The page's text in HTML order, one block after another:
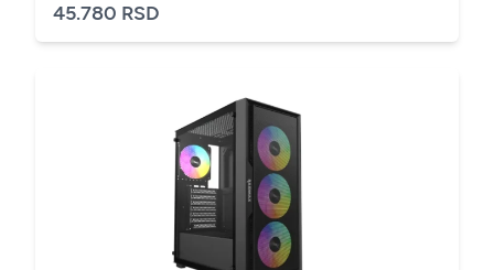
45.780 RSD